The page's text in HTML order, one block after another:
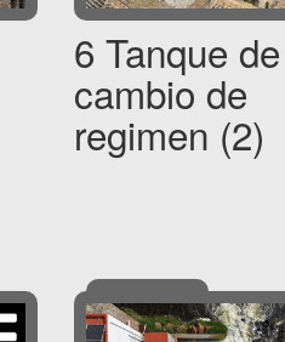
6 Tanque de
cambio de
regimen (2)